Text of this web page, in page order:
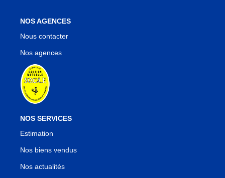
NOS AGENCES
Nous contacter
Nos agences
NOS SERVICES
Estimation
Nos biens vendus
Nos actualités